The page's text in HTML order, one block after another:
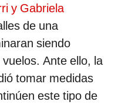
y Gabriela
de una
siendo
Ante ello, la
tomar medidas
este tipo de